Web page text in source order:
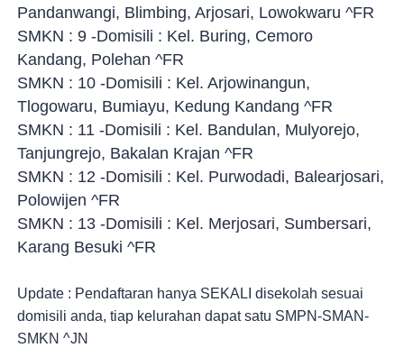
Pandanwangi, Blimbing, Arjosari, Lowokwaru ^FR
SMKN : 9 -Domisili : Kel. Buring, Cemoro
Kandang, Polehan ^FR
SMKN : 10 -Domisili : Kel. Arjowinangun,
Tlogowaru, Bumiayu, Kedung Kandang ^FR
SMKN : 11 -Domisili : Kel. Bandulan, Mulyorejo,
Tanjungrejo, Bakalan Krajan ^FR
SMKN : 12 -Domisili : Kel. Purwodadi, Balearjosari,
Polowijen ^FR
SMKN : 13 -Domisili : Kel. Merjosari, Sumbersari,
Karang Besuki ^FR
Update : Pendaftaran hanya SEKALI disekolah sesuai
domisili anda, tiap kelurahan dapat satu SMPN-SMAN-
SMKN ^JN